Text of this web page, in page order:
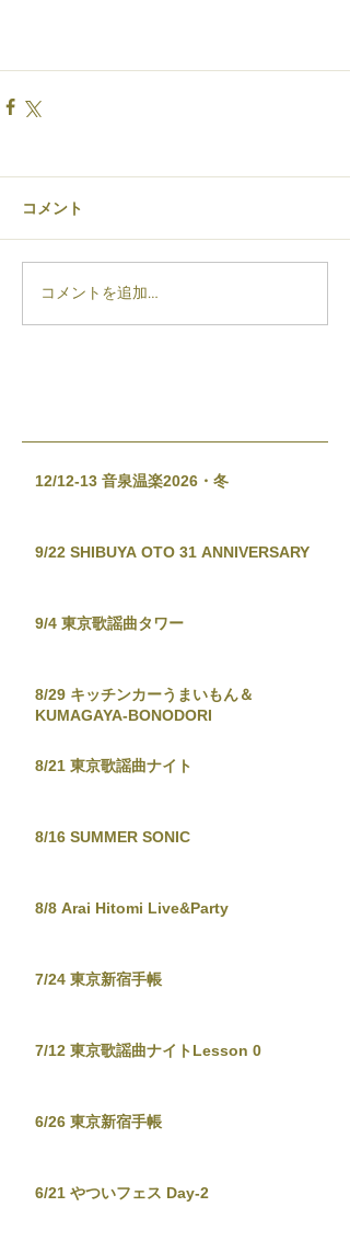
コメント
コメントを追加…
12/12-13 音泉温楽2026・冬
9/22 SHIBUYA OTO 31 ANNIVERSARY
9/4 東京歌謡曲タワー
8/29 キッチンカーうまいもん＆
KUMAGAYA-BONODORI
8/21 東京歌謡曲ナイト
8/16 SUMMER SONIC
8/8 Arai Hitomi Live&Party
7/24 東京新宿手帳
7/12 東京歌謡曲ナイトLesson 0
6/26 東京新宿手帳
6/21 やついフェス Day-2